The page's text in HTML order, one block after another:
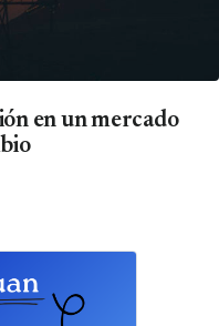
en un mercado